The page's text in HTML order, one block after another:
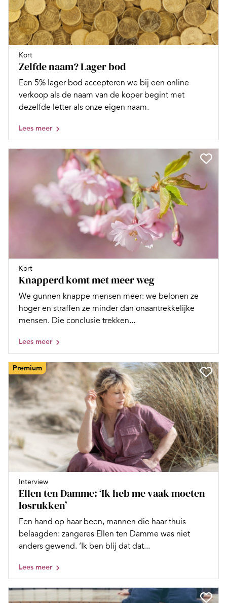
Kort
Zelfde naam? Lager bod
Een 5% lager bod accepteren we bij een online
verkoop als de naam van de koper begint met
dezelfde letter als onze eigen naam.
Lees meer
Kort
Knapperd komt met meer weg
We gunnen knappe mensen meer: we belonen ze
hoger en straffen ze minder dan onaantrekkelijke
mensen. Die conclusie trekken...
Lees meer
Premium
Interview
Ellen ten Damme: ‘Ik heb me vaak moeten
losrukken’
Een hand op haar been, mannen die haar thuis
belaagden: zangeres Ellen ten Damme was niet
anders gewend. ‘Ik ben blij dat dat...
Lees meer